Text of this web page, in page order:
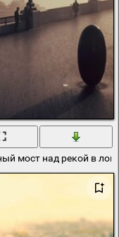
мост над рекой в